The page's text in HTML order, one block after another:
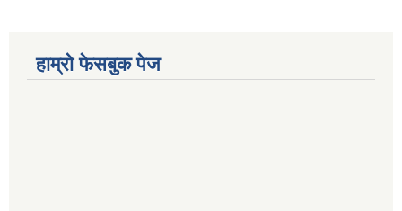
हाम्रो फेसबुक पेज